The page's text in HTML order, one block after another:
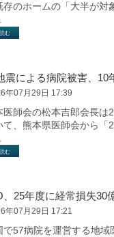
存のホームの「大半が対
む
震による病院被害、10
年07月29日 17:39
師会の松本吉郎会長は
て、熊本県医師会から「
む
、25年度に経常損失30
年07月29日 17:21
57病院を運営する地域